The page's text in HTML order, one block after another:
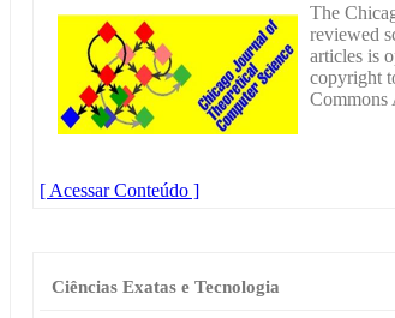
The
reviewed
articles is
copyright
Commons
[ Acessar Conteúdo ]
Ciências Exatas e Tecnologia